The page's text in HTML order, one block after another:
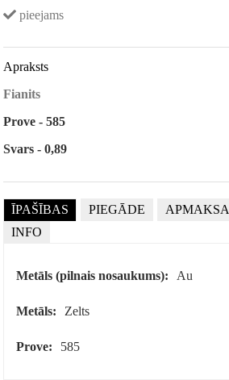
pieejams
Apraksts
Fianits
Prove - 585
Svars - 0,89
ĪPAŠĪBAS PIEGĀDE APMAKSA
INFO
Metāls (pilnais nosaukums): Au
Metāls: Zelts
Prove: 585